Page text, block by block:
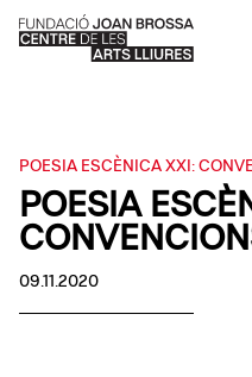
POESIA ESCÈNICA XXI:
POESIA
09.11.2020